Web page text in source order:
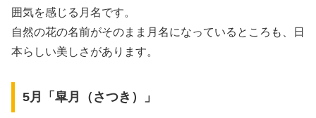
囲気を感じる月名です。
自然の花の名前がそのまま月名になっているところも、日
本らしい美しさがあります。
5月「皐月（さつき）」